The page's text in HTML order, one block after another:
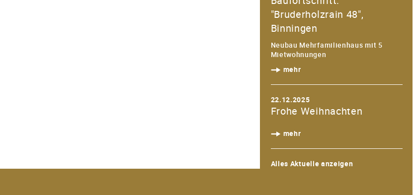
"Bruderholzrain 48",
Binningen
Neubau Mehrfamilienhaus mit 5
Mietwohnungen
mehr
22.12.2025
Frohe Weihnachten
mehr
Alles Aktuelle anzeigen